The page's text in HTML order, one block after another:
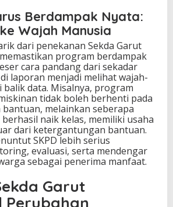
Berdampak Nyata:
Wajah Manusia
dari penekanan Sekda Garut
program berdampak
cara pandang dari sekadar
laporan menjadi melihat wajah-
balik data. Misalnya, program
tidak boleh berhenti pada
melainkan seberapa
naik kelas, memiliki usaha
dari ketergantungan bantuan.
SKPD lebih serius
evaluasi, serta mendengar
sebagai penerima manfaat.
Garut
Perubahan